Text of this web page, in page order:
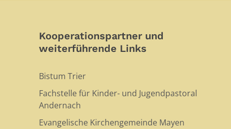
Kooperationspartner und
weiterführende Links
Bistum Trier
Fachstelle für Kinder- und Jugendpastoral
Andernach
Evangelische Kirchengemeinde Mayen